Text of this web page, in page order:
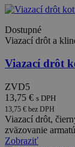
Dostupné
Viazací drôt a
Viazací drôt
ZVD5
13,75 € s DPH
13,75 € bez DPH
Viazací drôt,
zväzovanie
Zobraziť